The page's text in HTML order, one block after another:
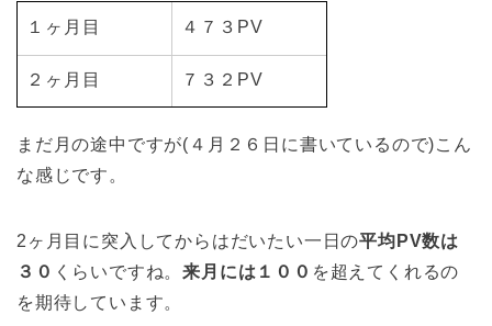
１ヶ月目 ４７３PV
２ヶ月目 ７３２PV
まだ月の途中ですが(４月２６日に書いているので)こん
な感じです。
2ヶ月目に突入してからはだいたい一日の平均PV数は
３０ くらいですね。来月には１００ を超えてくれるの
を期待しています。